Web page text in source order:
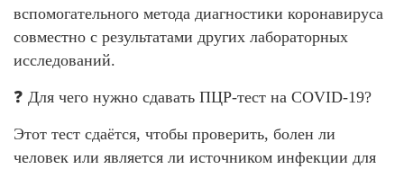
вспомогательного метода диагностики коронавируса
совместно с результатами других лабораторных
исследований.
❓ Для чего нужно сдавать ПЦР-тест на COVID-19?
Этот тест сдаётся, чтобы проверить, болен ли
человек или является ли источником инфекции для